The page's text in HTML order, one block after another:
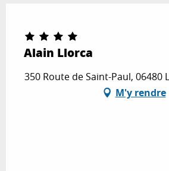
Alain Llorca
Partenaire Marque CAF
350 Route de Saint-Paul, 06480
M'y rendre